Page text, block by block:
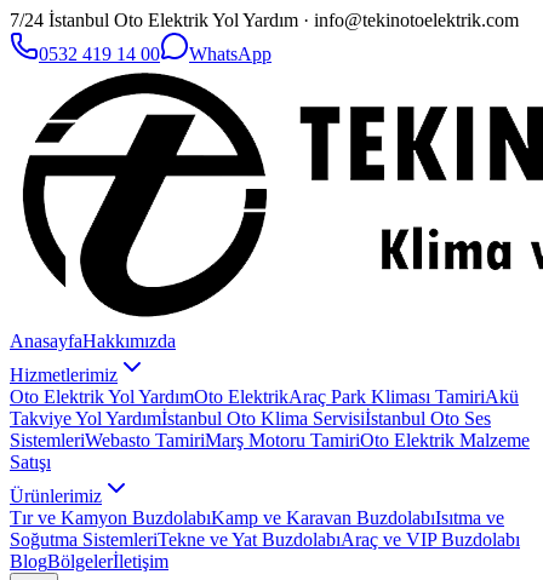
7/24 İstanbul Oto Elektrik Yol Yardım · info@tekinotoelektrik.com
0532 419 14 00
WhatsApp
AnasayfaHakkımızda
Hizmetlerimiz
Oto Elektrik Yol YardımOto ElektrikAraç Park Kliması TamiriAkü
Takviye Yol Yardımİstanbul Oto Klima Servisiİstanbul Oto Ses
SistemleriWebasto TamiriMarş Motoru TamiriOto Elektrik Malzeme
Satışı
Ürünlerimiz
Tır ve Kamyon BuzdolabıKamp ve Karavan BuzdolabıIsıtma ve
Soğutma SistemleriTekne ve Yat BuzdolabıAraç ve VIP Buzdolabı
BlogBölgelerİletişim